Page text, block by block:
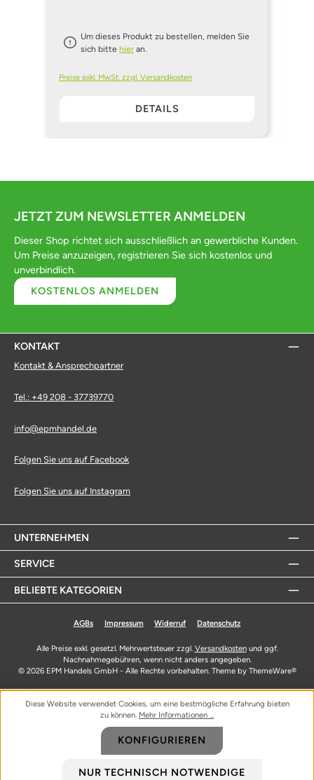
Um dieses Produkt zu bestellen, melden Sie
sich bittehier an.
Preise exkl. MwSt. zzgl. Versandkosten
DETAILS
JETZT ZUM NEWSLETTER ANMELDEN
Dieser Shop richtet sich ausschließlich an gewerbliche Kunden.
Um Preise anzuzeigen, registrieren Sie sich kostenlos und
unverbindlich.
KOSTENLOS ANMELDEN
KONTAKT
Kontakt & Ansprechpartner
Tel.: +49 208 - 37739770
info@epmhandel.de
Folgen Sie uns auf Facebook
Folgen Sie uns auf Instagram
UNTERNEHMEN
SERVICE
BELIEBTE KATEGORIEN
AGBs Impressum Widerruf Datenschutz
Alle Preise exkl. gesetzl. Mehrwertsteuer zzgl. Versandkostenund ggf.
Nachnahmegebühren, wenn nicht anders angegeben.
© 2026 EPM Handels GmbH - Alle Rechte vorbehalten. Theme by ThemeWare®
Diese Website verwendet Cookies, um eine bestmögliche Erfahrung bieten
zu können. Mehr Informationen ...
NUR TECHNISCH NOTWENDIGE
KONFIGURIEREN